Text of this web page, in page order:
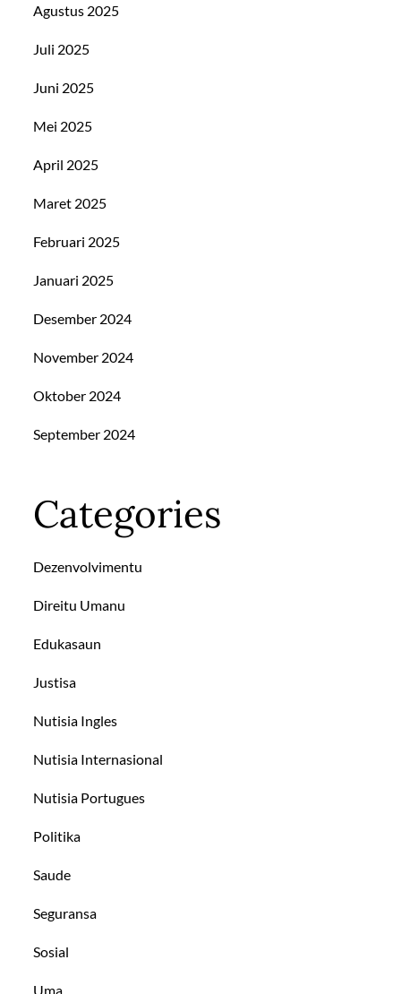
Agustus 2025
Juli 2025
Juni 2025
Mei 2025
April 2025
Maret 2025
Februari 2025
Januari 2025
Desember 2024
November 2024
Oktober 2024
September 2024
Categories
Dezenvolvimentu
Direitu Umanu
Edukasaun
Justisa
Nutisia Ingles
Nutisia Internasional
Nutisia Portugues
Politika
Saude
Seguransa
Sosial
Uma